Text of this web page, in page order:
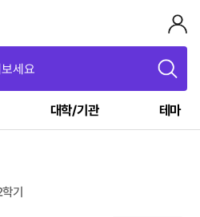
세요
대학/기관 테마
기